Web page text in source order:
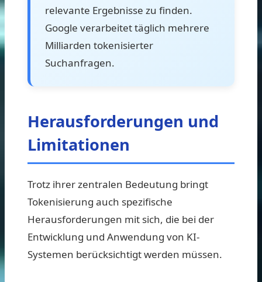
relevante Ergebnisse zu finden.
Google verarbeitet täglich mehrere
Milliarden tokenisierter
Suchanfragen.
Herausforderungen und
Limitationen
Trotz ihrer zentralen Bedeutung bringt
Tokenisierung auch spezifische
Herausforderungen mit sich, die bei der
Entwicklung und Anwendung von KI-
Systemen berücksichtigt werden müssen.